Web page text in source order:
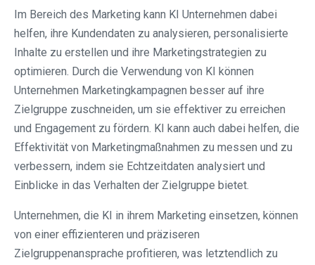
Im Bereich des Marketing kann KI Unternehmen dabei
helfen, ihre Kundendaten zu analysieren, personalisierte
Inhalte zu erstellen und ihre Marketingstrategien zu
optimieren. Durch die Verwendung von KI können
Unternehmen Marketingkampagnen besser auf ihre
Zielgruppe zuschneiden, um sie effektiver zu erreichen
und Engagement zu fördern. KI kann auch dabei helfen, die
Effektivität von Marketingmaßnahmen zu messen und zu
verbessern, indem sie Echtzeitdaten analysiert und
Einblicke in das Verhalten der Zielgruppe bietet.
Unternehmen, die KI in ihrem Marketing einsetzen, können
von einer effizienteren und präziseren
Zielgruppenansprache profitieren, was letztendlich zu